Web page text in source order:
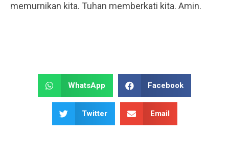
memurnikan kita. Tuhan memberkati kita. Amin.
WhatsApp Facebook
Twitter Email